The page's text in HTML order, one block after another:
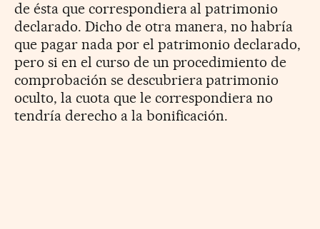
de ésta que correspondiera al patrimonio
declarado. Dicho de otra manera, no habría
que pagar nada por el patrimonio declarado,
pero si en el curso de un procedimiento de
comprobación se descubriera patrimonio
oculto, la cuota que le correspondiera no
tendría derecho a la bonificación.